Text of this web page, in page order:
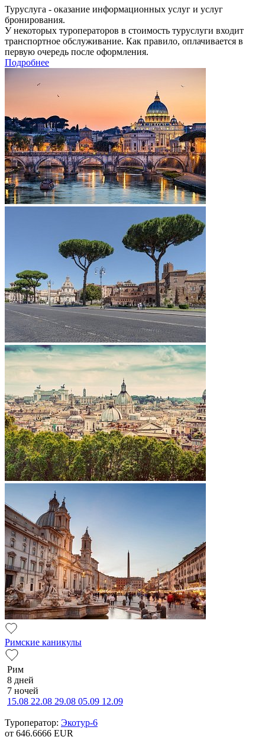
Туруслуга - оказание информационных услуг и услуг
бронирования.
У некоторых туроператоров в стоимость туруслуги входит
транспортное обслуживание. Как правило, оплачивается в
первую очередь после оформления.
Подробнее
Римские каникулы
Рим
8 дней
7 ночей
15.08 22.08 29.08 05.09 12.09
Туроператор: Экотур-6
от 646.6666 EUR